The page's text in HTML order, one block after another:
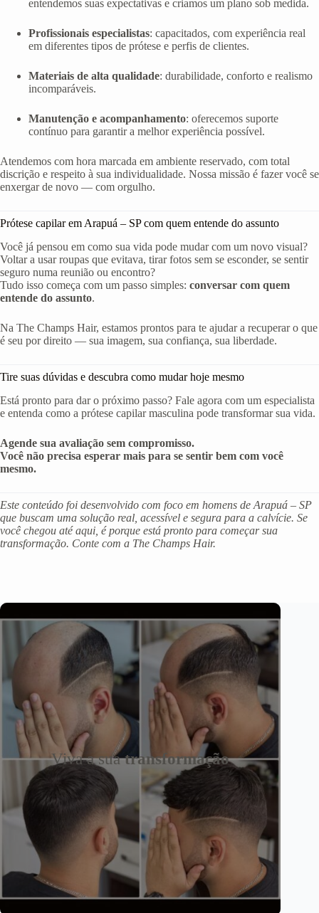
entendemos suas expectativas e criamos um plano sob medida.
Profissionais especialistas: capacitados, com experiência real
em diferentes tipos de prótese e perfis de clientes.
Materiais de alta qualidade: durabilidade, conforto e realismo
incomparáveis.
Manutenção e acompanhamento: oferecemos suporte
contínuo para garantir a melhor experiência possível.
Atendemos com hora marcada em ambiente reservado, com total
discrição e respeito à sua individualidade. Nossa missão é fazer você se
enxergar de novo — com orgulho.
Prótese capilar em Arapuá – SP com quem entende do assunto
Você já pensou em como sua vida pode mudar com um novo visual?
Voltar a usar roupas que evitava, tirar fotos sem se esconder, se sentir
seguro numa reunião ou encontro?
Tudo isso começa com um passo simples: conversar com quem
entende do assunto.
Na The Champs Hair, estamos prontos para te ajudar a recuperar o que
é seu por direito — sua imagem, sua confiança, sua liberdade.
Tire suas dúvidas e descubra como mudar hoje mesmo
Está pronto para dar o próximo passo? Fale agora com um especialista
e entenda como a prótese capilar masculina pode transformar sua vida.
Agende sua avaliação sem compromisso.
Você não precisa esperar mais para se sentir bem com você
mesmo.
Este conteúdo foi desenvolvido com foco em homens de Arapuá – SP
que buscam uma solução real, acessível e segura para a calvície. Se
você chegou até aqui, é porque está pronto para começar sua
transformação. Conte com a The Champs Hair.
Viva a suatransformação